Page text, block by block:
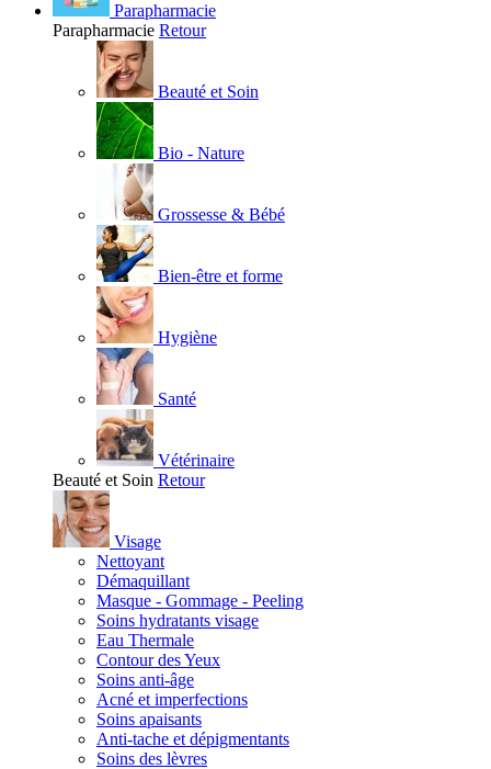
Parapharmacie
Parapharmacie Retour
Beauté et Soin
Bio - Nature
Grossesse & Bébé
Bien-être et forme
Hygiène
Santé
Vétérinaire
Beauté et Soin Retour
Visage
Nettoyant
Démaquillant
Masque - Gommage - Peeling
Soins hydratants visage
Eau Thermale
Contour des Yeux
Soins anti-âge
Acné et imperfections
Soins apaisants
Anti-tache et dépigmentants
Soins des lèvres